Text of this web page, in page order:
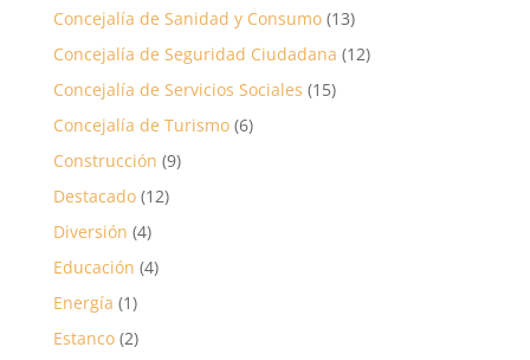
Concejalía de Sanidad y Consumo(13)
Concejalía de Seguridad Ciudadana (12)
Concejalía de Servicios Sociales (15)
Concejalía de Turismo(6)
Construcción (9)
Destacado(12)
Diversión (4)
Educación (4)
Energía (1)
Estanco(2)